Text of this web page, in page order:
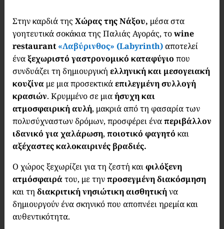
Στην καρδιά της Χώρας της Νάξου, μέσα στα
γοητευτικά σοκάκια της Παλιάς Αγοράς, τοwine
restaurant«Λαβύρινθος» (Labyrinth) αποτελεί
έναξεχωριστό γαστρονομικό καταφύγιο που
συνδυάζει τη δημιουργική ελληνική και μεσογειακή
κουζίναμε μια προσεκτικάεπιλεγμένη συλλογή
κρασιών. Κρυμμένο σε μιαήσυχη και
ατμοσφαιρική αυλή, μακριά από τη φασαρία των
πολυσύχναστων δρόμων, προσφέρει έναπεριβάλλον
ιδανικό για χαλάρωση, ποιοτικό φαγητό και
αξέχαστες καλοκαιρινές βραδιές.
Ο χώρος ξεχωρίζει για τη ζεστή καιφιλόξενη
ατμόσφαιράτου, με τηνπροσεγμένη διακόσμηση
και τη διακριτική νησιώτικη αισθητικήνα
δημιουργούν ένα σκηνικό που αποπνέει ηρεμία και
αυθεντικότητα.